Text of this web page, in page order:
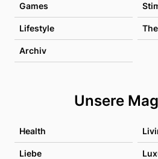
Games
Lifestyle
Archiv
Unsere
Health
Liebe